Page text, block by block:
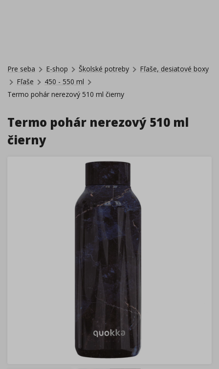
Pre seba E-shop Školské potreby
Fľaše, desiatové boxy
Fľaše
450 - 550 ml
Termo pohár nerezový 510 ml čierny
Termo pohár nerezový 510 ml
čierny